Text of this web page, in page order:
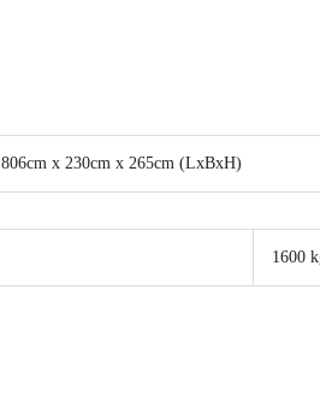
806cm x 230cm x 265cm (LxBxH)
1600